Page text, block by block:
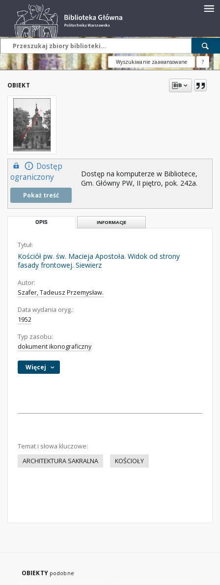
Wyszukiwanie zaawansowane ?
OBIEKT
Dostęp
ograniczony
Pokaż treść
Dostęp na komputerze w Bibliotece,
Gm. Główny PW, II piętro, pok. 242a.
OPIS INFORMACJE
Tytuł:
Kościół pw. św. Macieja Apostoła. Widok od strony
fasady frontowej. Siewierz
Autor:
Szafer, Tadeusz Przemysław.
Data wydania oryg.:
1952
Typ zasobu:
dokument ikonograficzny
Więcej
Temat i słowa kluczowe:
ARCHITEKTURA SAKRALNA
KOŚCIOŁY
OBIEKTY podobne